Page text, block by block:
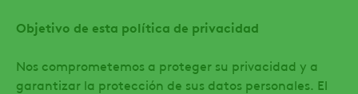
Objetivo de esta política de privacidad
Nos comprometemos a proteger su privacidad y a
garantizar la protección de sus datos personales. El